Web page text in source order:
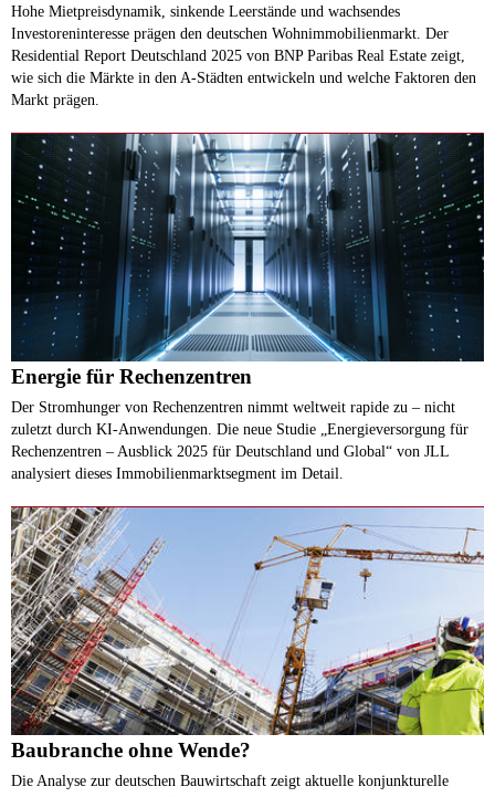
Hohe Mietpreisdynamik, sinkende Leerstände und wachsendes
Investoreninteresse prägen den deutschen Wohnimmobilienmarkt. Der
Residential Report Deutschland 2025 von BNP Paribas Real Estate zeigt,
wie sich die Märkte in den A-Städten entwickeln und welche Faktoren den
Markt prägen.
Energie für Rechenzentren
Der Stromhunger von Rechenzentren nimmt weltweit rapide zu – nicht
zuletzt durch KI-Anwendungen. Die neue Studie „Energieversorgung für
Rechenzentren – Ausblick 2025 für Deutschland und Global“ von JLL
analysiert dieses Immobilienmarktsegment im Detail.
Baubranche ohne Wende?
Die Analyse zur deutschen Bauwirtschaft zeigt aktuelle konjunkturelle